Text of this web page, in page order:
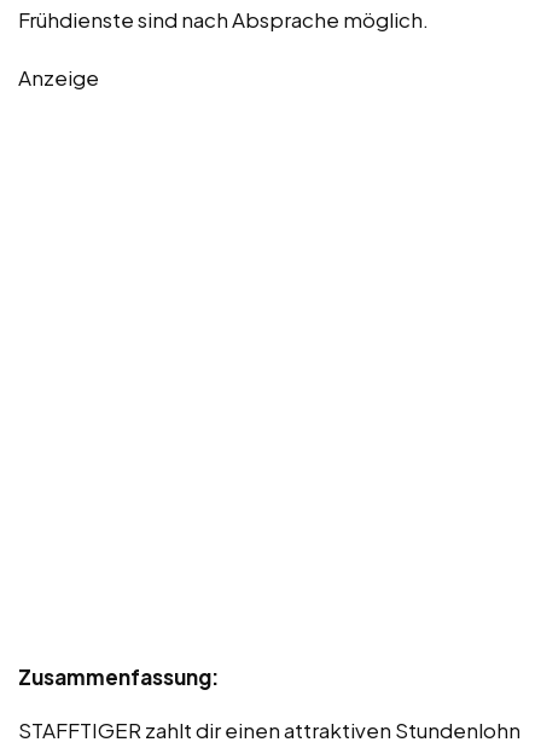
Frühdienste sind nach Absprache möglich.
Anzeige
Zusammenfassung:
STAFFTIGER zahlt dir einen attraktiven Stundenlohn